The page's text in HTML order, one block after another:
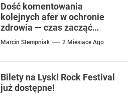
Dość komentowania
kolejnych afer w ochronie
zdrowia — czas zacząć
mówić o rozwiązaniach
Marcin Stempniak 2 Miesiące Ago
Bilety na Lyski Rock Festival
już dostępne!